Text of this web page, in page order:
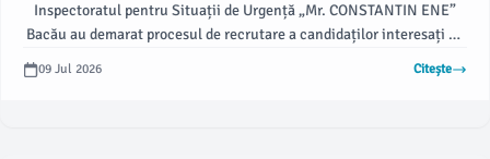
Inspectoratul pentru Situații de Urgență „Mr. CONSTANTIN ENE”
Bacău au demarat procesul de recrutare a candidaților interesați de
admiterea din 2026 la Academia de Poliție „Alexandru Ioan Cuza”
09 Jul 2026 Citește